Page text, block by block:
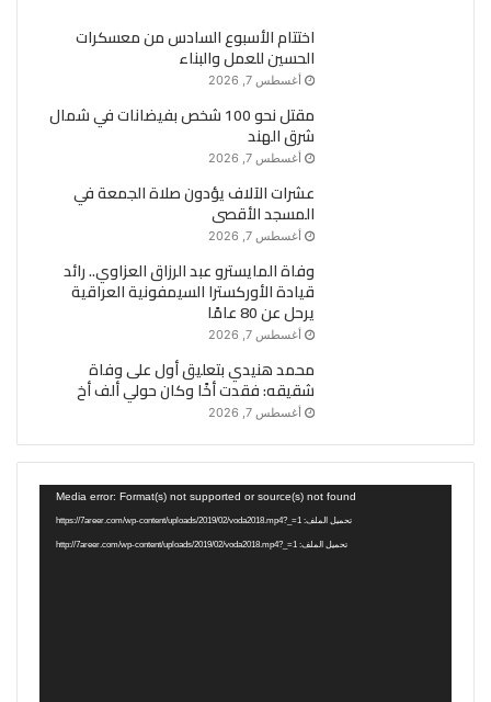
اختتام الأسبوع السادس من معسكرات
الحسين للعمل والبناء
أغسطس 7, 2026
مقتل نحو 100 شخص بفيضانات في شمال
شرق الهند
أغسطس 7, 2026
عشرات الآلاف يؤدون صلاة الجمعة في
المسجد الأقصى
أغسطس 7, 2026
وفاة المايسترو عبد الرزاق العزاوي.. رائد
قيادة الأوركسترا السيمفونية العراقية
يرحل عن 80 عامًا
أغسطس 7, 2026
محمد هنيدي بتعليق أول على وفاة
شقيقه: فقدت أخًا وكان حولي ألف أخ
أغسطس 7, 2026
Media error: Format(s) not supported or source(s) not found
تحميل الملف: https://7areer.com/wp-content/uploads/2019/02/voda2018.mp4?_=1
تحميل الملف: http://7areer.com/wp-content/uploads/2019/02/voda2018.mp4?_=1